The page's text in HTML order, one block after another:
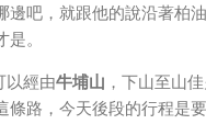
邊吧，就跟他的說沿著柏
。
以經由牛埔山 ，下山至山
條路，今天後段的行程是